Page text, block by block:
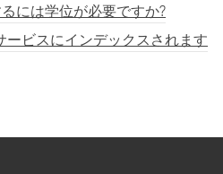
には学位が必要ですか?
ビスにインデックスされます